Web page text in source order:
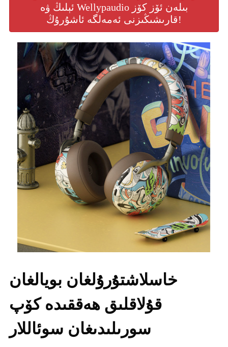
ئېلىڭ ۋە Wellypaudio بىلەن ئۆز كۆز
قارىشىڭىزنى ئەمەلگە ئاشۇرۇڭ!
خاسلاشتۇرۇلغان بويالغان
قۇلاقلىق ھەققىدە كۆپ
سورىلىدىغان سوئاللار